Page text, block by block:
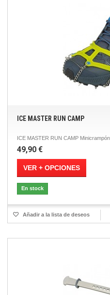
ICE MASTER RUN CAMP
ICE MASTER RUN CAMP
49,90 €
VER + OPCIONES
En stock
Añadir a la lista de deseos